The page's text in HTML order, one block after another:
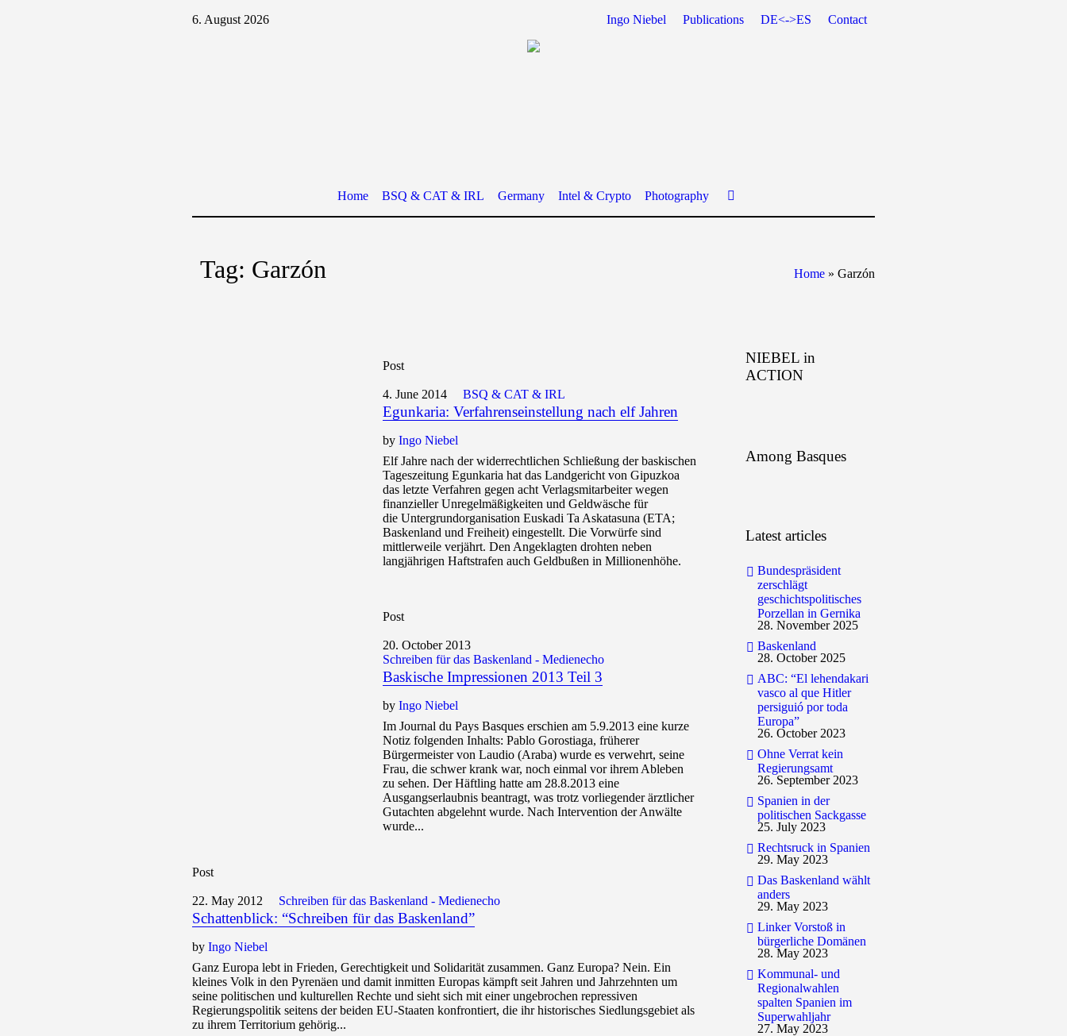
Ingo Niebel Publications DE<->ES Contact
6. August 2026
Home BSQ & CAT & IRL Germany Intel & Crypto Photography
Tag: Garzón Home » Garzón
Post
4. June 2014 BSQ & CAT & IRL
Egunkaria: Verfahrenseinstellung nach elf Jahren
by Ingo Niebel
Elf Jahre nach der widerrechtlichen Schließung der baskischen
Tageszeitung Egunkaria hat das Landgericht von Gipuzkoa
das letzte Verfahren gegen acht Verlagsmitarbeiter wegen
finanzieller Unregelmäßigkeiten und Geldwäsche für
die Untergrundorganisation Euskadi Ta Askatasuna (ETA;
Baskenland und Freiheit) eingestellt. Die Vorwürfe sind
mittlerweile verjährt. Den Angeklagten drohten neben
langjährigen Haftstrafen auch Geldbußen in Millionenhöhe.
Post
20. October 2013
Schreiben für das Baskenland - Medienecho
Baskische Impressionen 2013 Teil 3
by Ingo Niebel
Im Journal du Pays Basques erschien am 5.9.2013 eine kurze
Notiz folgenden Inhalts: Pablo Gorostiaga, früherer
Bürgermeister von Laudio (Araba) wurde es verwehrt, seine
Frau, die schwer krank war, noch einmal vor ihrem Ableben
zu sehen. Der Häftling hatte am 28.8.2013 eine
Ausgangserlaubnis beantragt, was trotz vorliegender ärztlicher
Gutachten abgelehnt wurde. Nach Intervention der Anwälte
wurde...
Post
22. May 2012 Schreiben für das Baskenland - Medienecho
Schattenblick: “Schreiben für das Baskenland”
by Ingo Niebel
Ganz Europa lebt in Frieden, Gerechtigkeit und Solidarität zusammen. Ganz Europa? Nein. Ein
kleines Volk in den Pyrenäen und damit inmitten Europas kämpft seit Jahren und Jahrzehnten um
seine politischen und kulturellen Rechte und sieht sich mit einer ungebrochen repressiven
Regierungspolitik seitens der beiden EU-Staaten konfrontiert, die ihr historisches Siedlungsgebiet als
zu ihrem Territorium gehörig...
NIEBEL in
ACTION
Among Basques
Latest articles
Bundespräsident
zerschlägt
geschichtspolitisches
Porzellan in Gernika
28. November 2025
Baskenland
28. October 2025
ABC: “El lehendakari
vasco al que Hitler
persiguió por toda
Europa”
26. October 2023
Ohne Verrat kein
Regierungsamt
26. September 2023
Spanien in der
politischen Sackgasse
25. July 2023
Rechtsruck in Spanien
29. May 2023
Das Baskenland wählt
anders
29. May 2023
Linker Vorstoß in
bürgerliche Domänen
28. May 2023
Kommunal- und
Regionalwahlen
spalten Spanien im
Superwahljahr
27. May 2023